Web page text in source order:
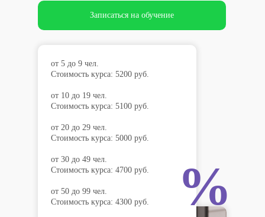
Записаться на обучение
от 5 до 9 чел.
Стоимость курса: 5200 руб.
от 10 до 19 чел.
Стоимость курса: 5100 руб.
от 20 до 29 чел.
Стоимость курса: 5000 руб.
от 30 до 49 чел.
Стоимость курса: 4700 руб.
от 50 до 99 чел.
Стоимость курса: 4300 руб.
%